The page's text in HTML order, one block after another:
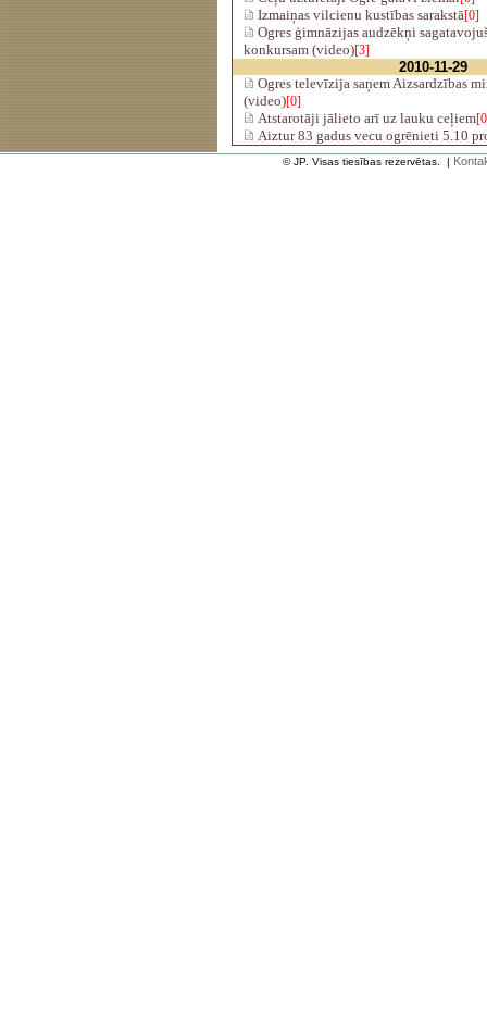
Izmaiņas vilcienu kustības sarakstā[0]
Ogres ģimnāzijas audzēkņi
konkursam (video)[3]
2010-11-29
Ogres televīzija saņem Aizsardzības
(video)[0]
Atstarotāji jālieto arī uz lauku ceļiem
Aiztur 83 gadus vecu ogrēnieti 5.10
© JP. Visas tiesības rezervētas. |